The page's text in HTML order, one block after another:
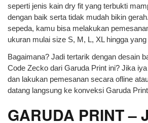
seperti jenis kain dry fit yang terbukti
dengan baik serta tidak mudah bikin
sepeda, kamu bisa melakukan
ukuran mulai size S, M, L, XL hingga
Bagaimana? Jadi tertarik dengan desain
Code Zecko dari Garuda Print ini? Jika
dan lakukan pemesanan secara ofline
datang langsung ke konveksi Garuda
GARUDA PRINT –